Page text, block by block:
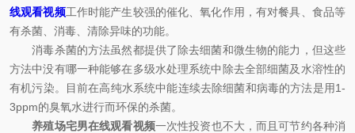
线观看视频工作时能产生较强的催化、氧化作用，有对餐具、食品等
有杀菌、消毒、清除异味的功能。
消毒杀菌的方法虽然都提供了除去细菌和微生物的能力，但这些
方法中没有哪一种能够在多级水处理系统中除去全部细菌及水溶性的
有机污染。目前在高纯水系统中能连续去除细菌和病毒的方法是用1-
3ppm的臭氧水进行而环保的杀菌。
养殖场宅男在线观看视频一次性投资也不大，而且可节约各种消